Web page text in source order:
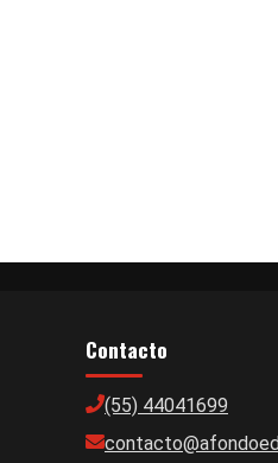
Contacto
(55) 44041699